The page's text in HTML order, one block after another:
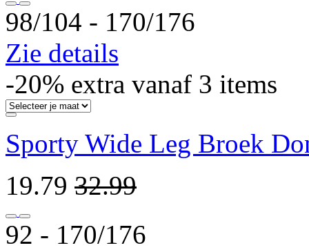
98/104 ‐ 170/176
Zie details
-20% extra vanaf 3 items
Sporty Wide Leg Broek
19.79 32.99
92 ‐ 170/176